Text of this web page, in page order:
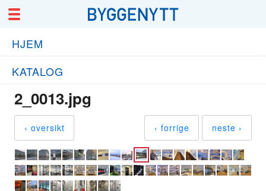
HJEM
KATALOG
2_0013.jpg
‹ oversikt ‹ forrige neste ›